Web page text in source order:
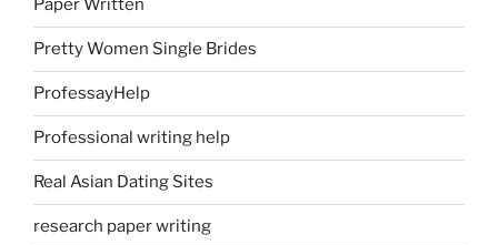
Paper Written
Pretty Women Single Brides
ProfessayHelp
Professional writing help
Real Asian Dating Sites
research paper writing